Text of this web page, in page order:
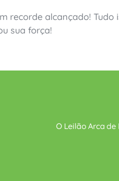
recorde alcançado!
sua força!
O Leilão Arca